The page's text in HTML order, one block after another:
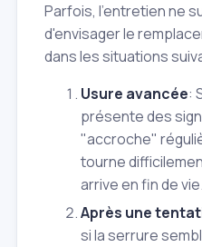
Parfois, l'entretien ne
d'envisager le
dans les situations
Usure avancée:
présente des
"accroche"
tourne
arrive en fin de vie.
Après une
si la serrure